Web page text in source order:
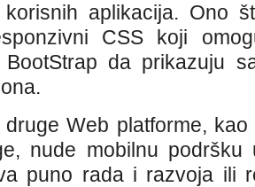
aplikacija. Ono
CSS koji
BootStrap da prikazuju
druge Web platforme,
nude mobilnu
puno rada i razvoja ili